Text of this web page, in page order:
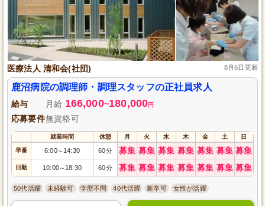
医療法人 清和会(社団) 8月6日更新
鹿沼病院の調理師・調理スタッフの正社員求人
給与 月給 166,000~180,000円
応募要件無資格可
就業時間 休憩 月 火 水 木 金 土 日
早番 6:00～ 14:30 60分 募集 募集 募集 募集 募集 募集 募集
日勤 10:00～ 18:30 60分 募集 募集 募集 募集 募集 募集 募集
50代活躍 未経験可 学歴不問 40代活躍 新卒可 女性が活躍